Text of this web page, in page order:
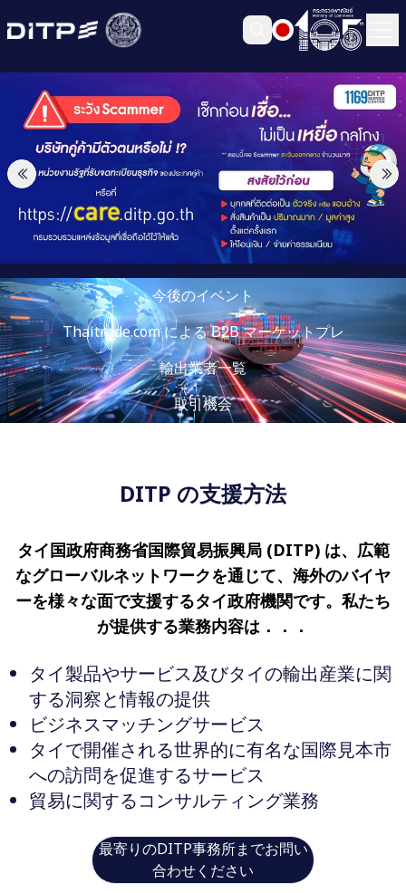
今後のイベント
Thaitrade.com による B2B マーケットプレ
輸出業者一覧
取引機会
DITP の支援方法
タイ国政府商務省国際貿易振興局 (DITP) は、広範
なグローバルネットワークを通じて、海外のバイヤ
ーを様々な面で支援するタイ政府機関です。私たち
が提供する業務内容は．．．
タイ製品やサービス及びタイの輸出産業に関
する洞察と情報の提供
ビジネスマッチングサービス
タイで開催される世界的に有名な国際見本市
への訪問を促進するサービス
貿易に関するコンサルティング業務
最寄りのDITP事務所までお問い
合わせください